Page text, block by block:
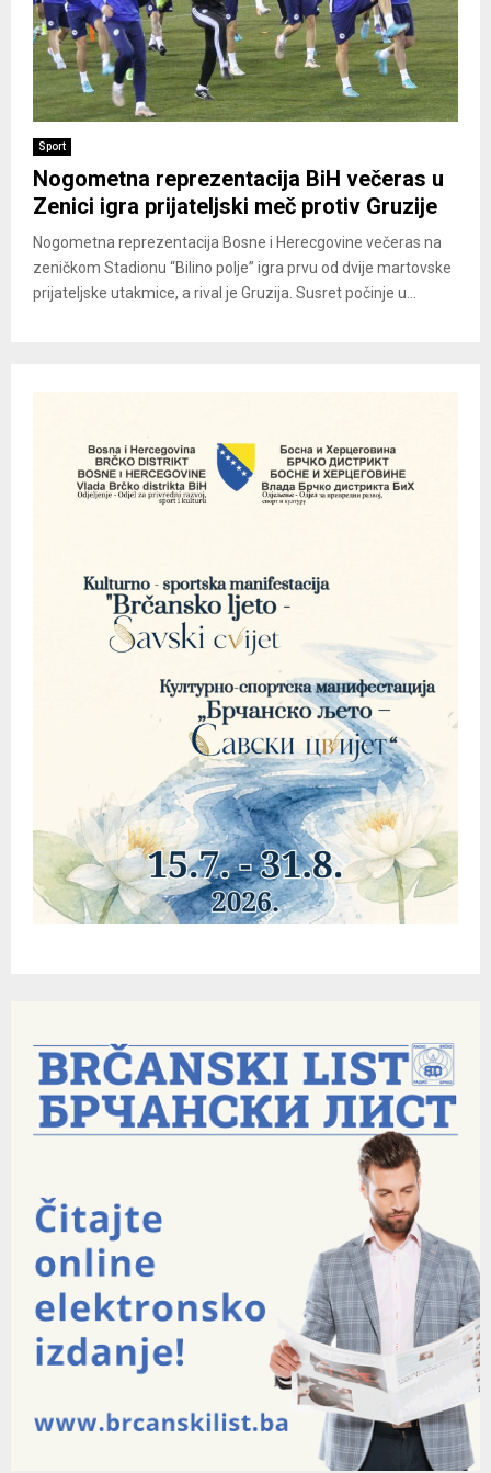
Sport
Nogometna reprezentacija BiH večeras u
Zenici igra prijateljski meč protiv Gruzije
Nogometna reprezentacija Bosne i Herecgovine večeras na
zeničkom Stadionu “Bilino polje” igra prvu od dvije martovske
prijateljske utakmice, a rival je Gruzija. Susret počinje u...